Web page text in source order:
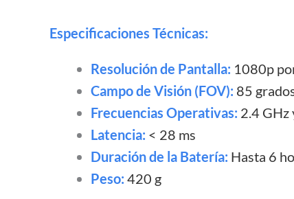
Especificaciones Técnicas:
Resolución de Pantalla: 1080p
Campo de Visión (FOV): 85
Frecuencias Operativas: 2.4 GHz
Latencia: < 28 ms
Duración de la Batería: Hasta 6
Peso: 420 g